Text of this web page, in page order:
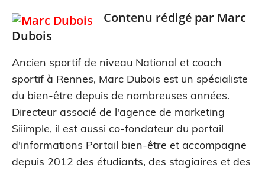
Contenu rédigé par Marc
Dubois
Ancien sportif de niveau National et coach
sportif à Rennes, Marc Dubois est un spécialiste
du bien-être depuis de nombreuses années.
Directeur associé de l'agence de marketing
Siiimple, il est aussi co-fondateur du portail
d'informations Portail bien-être et accompagne
depuis 2012 des étudiants, des stagiaires et des